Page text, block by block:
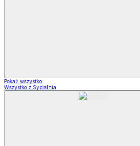
Pokaż wszystko
Wszystko z Sypialnia